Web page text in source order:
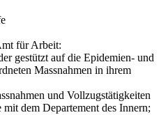
für Arbeit:
gestützt auf die Epidemien- und
Massnahmen in ihrem
und Vollzugstätigkeiten
dem Departement des Innern;